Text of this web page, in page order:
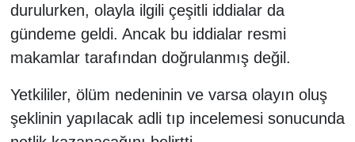
durulurken, olayla ilgili çeşitli iddialar da
gündeme geldi. Ancak bu iddialar resmi
makamlar tarafından doğrulanmış değil.
Yetkililer, ölüm nedeninin ve varsa olayın oluş
şeklinin yapılacak adli tıp incelemesi sonucunda